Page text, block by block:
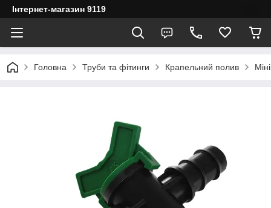
Інтернет-магазин 9119
Головна Труби та фітинги Крапельний полив